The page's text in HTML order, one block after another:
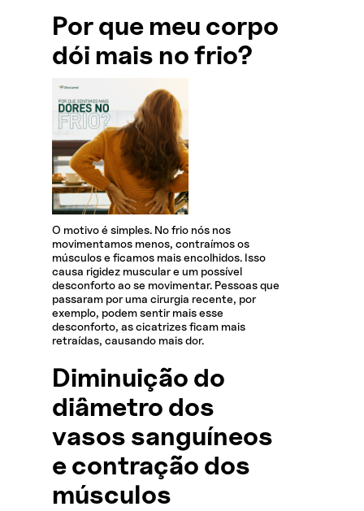
Por que meu corpo
dói mais no frio?
O motivo é simples. No frio nós nos
movimentamos menos, contraímos os
músculos e ficamos mais encolhidos. Isso
causa rigidez muscular e um possível
desconforto ao se movimentar. Pessoas que
passaram por uma cirurgia recente, por
exemplo, podem sentir mais esse
desconforto, as cicatrizes ficam mais
retraídas, causando mais dor.
Diminuição do
diâmetro dos
vasos sanguíneos
e contração dos
músculos